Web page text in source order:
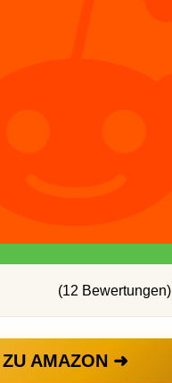
(12 Bewertungen)
ZU AMAZON ➜